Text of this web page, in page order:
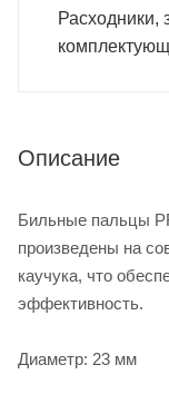
Расходники,
Описание
Бильные пальцы
произведены на
каучука, что
эффективность.
Диаметр: 23 мм